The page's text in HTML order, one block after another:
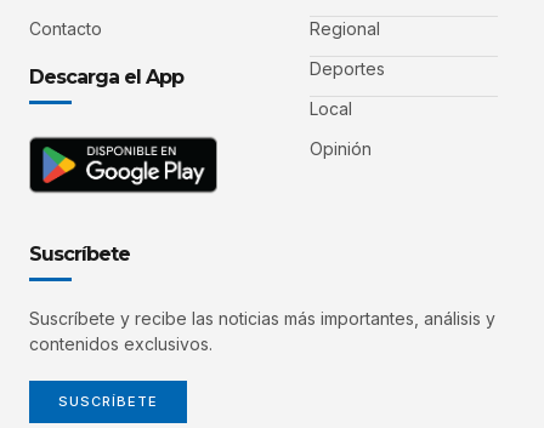
Contacto
Descarga el App
Regional
Deportes
Local
Opinión
Suscríbete
Suscríbete y recibe las noticias más importantes, análisis y
contenidos exclusivos.
SUSCRÍBETE